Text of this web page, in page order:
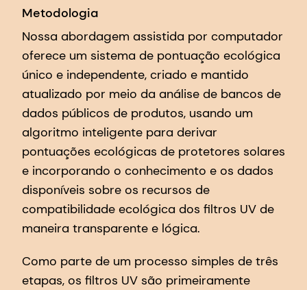
Metodologia
Nossa abordagem assistida por computador
oferece um sistema de pontuação ecológica
único e independente, criado e mantido
atualizado por meio da análise de bancos de
dados públicos de produtos, usando um
algoritmo inteligente para derivar
pontuações ecológicas de protetores solares
e incorporando o conhecimento e os dados
disponíveis sobre os recursos de
compatibilidade ecológica dos filtros UV de
maneira transparente e lógica.
Como parte de um processo simples de três
etapas, os filtros UV são primeiramente